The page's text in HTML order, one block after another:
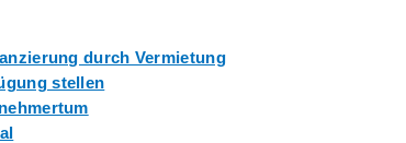
durch Vermietung
stellen